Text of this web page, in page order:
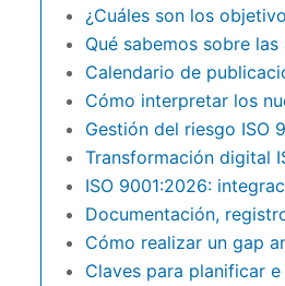
¿Cuáles son los
Qué sabemos sobre
Calendario de
Cómo interpretar los
Gestión del riesgo ISO
Transformación digital
ISO 9001:2026:
Documentación,
Cómo realizar un gap
Claves para planificar